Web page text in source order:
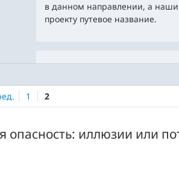
в данном направлении, а
проекту путевое название.
1 2
опасность: иллюзии или